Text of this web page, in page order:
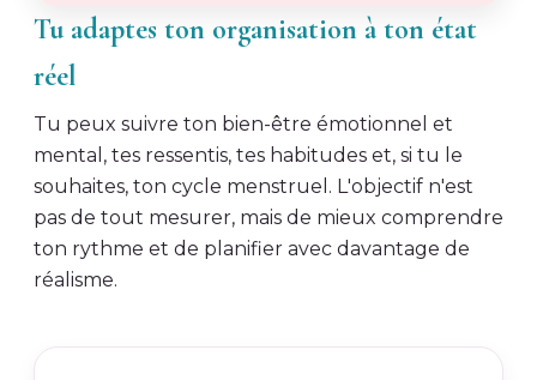
Tu adaptes ton organisation à ton état
réel
Tu peux suivre ton bien-être émotionnel et
mental, tes ressentis, tes habitudes et, si tu le
souhaites, ton cycle menstruel. L'objectif n'est
pas de tout mesurer, mais de mieux comprendre
ton rythme et de planifier avec davantage de
réalisme.